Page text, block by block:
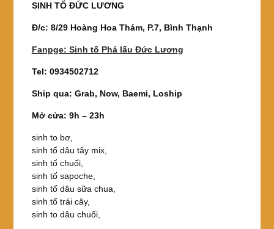
SINH TỐ ĐỨC LƯƠNG
Đ/c: 8/29 Hoàng Hoa Thám, P.7, Bình Thạnh
Fanpge: Sinh tố Phá lấu Đức Lương
Tel: 0934502712
Ship qua: Grab, Now, Baemi, Loship
Mở cửa: 9h – 23h
sinh to bơ,
sinh tố dâu tây mix,
sinh tố chuối,
sinh tố sapoche,
sinh tố dâu sữa chua,
sinh tố trái cây,
sinh to dâu chuối,